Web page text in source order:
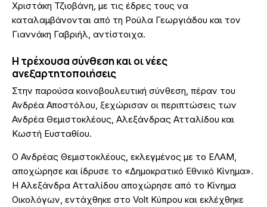
Χριστάκη Τζιοβάνη, με τις έδρες τους να
καταλαμβάνονται από τη Ρούλα Γεωργιάδου και τον
Γιαννάκη Γαβριήλ, αντίστοιχα.
Η τρέχουσα σύνθεση και οι νέες
ανεξαρτητοποιήσεις
Στην παρούσα κοινοβουλευτική σύνθεση, πέραν του
Ανδρέα Αποστόλου, ξεχώρισαν οι περιπτώσεις των
Ανδρέα Θεμιστοκλέους, Αλεξάνδρας Ατταλίδου και
Κωστή Ευσταθίου.
Ο Ανδρέας Θεμιστοκλέους, εκλεγμένος με το ΕΛΑΜ,
αποχώρησε και ίδρυσε το «Δημοκρατικό Εθνικό Κίνημα».
Η Αλεξάνδρα Ατταλίδου αποχώρησε από το Κίνημα
Οικολόγων, εντάχθηκε στο Volt Κύπρου και εκλέχθηκε